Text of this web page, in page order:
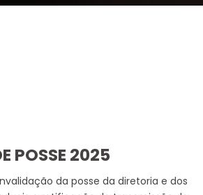
POSSE 2025
da posse da diretoria e dos